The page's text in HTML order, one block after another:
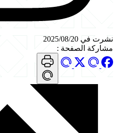
نشرت في 2025/08/20
مشاركة الصفحة :